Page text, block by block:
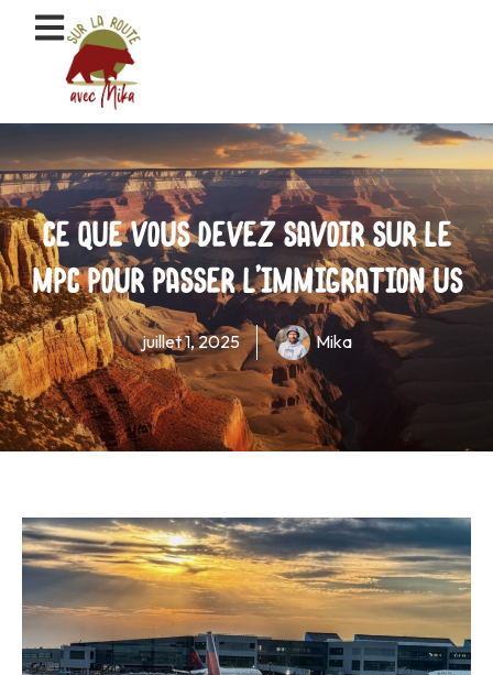
Ce que vous devez savoir sur le
MPC pour passer l’immigration US
juillet 1, 2025 Mika